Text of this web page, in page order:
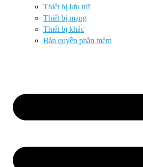
Thiết bị lưu trữ
Thiết bị mạng
Thiết bị khác
Bản quyền phần mềm